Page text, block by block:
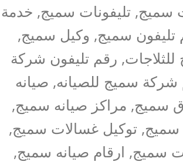
سميج, تليفونات سميج, خدمة
سميج, وكيل سميج,
رقم تليفون شركة
سميج للصيانه, صيانه
سميج, مراكز صيانه سميج,
سميج, توكيل غسالات سميج,
سميج, ارقام صيانه سميج,